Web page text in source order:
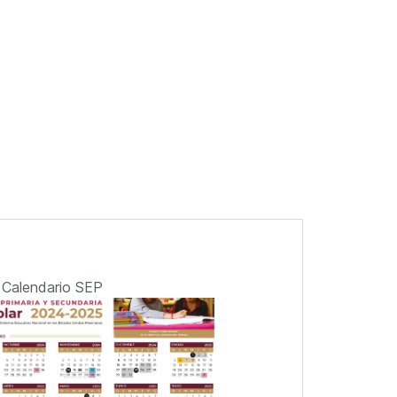
Calendario SEP